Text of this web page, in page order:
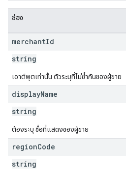
ช่อง
merchantId
string
เอาต์พุตเท่านั้น ตัวระบุที่ไม่ซ้ำกันของผู้ขาย
displayName
string
ต้องระบุ ชื่อที่แสดงของผู้ขาย
regionCode
string